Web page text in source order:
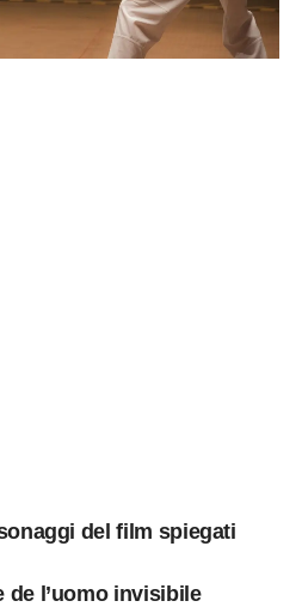
del film spiegati
de l’uomo invisibile